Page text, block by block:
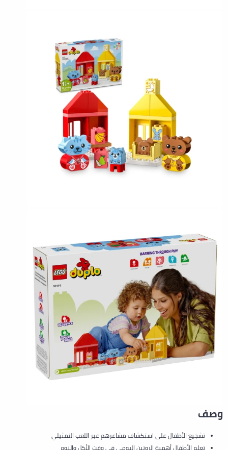
وصف
تشجيع الأطفال على استكشاف مشاعرهم عبر اللعب التمثيلي
تعلم الأطفال أهمية الروتين اليومي في وقت الأكل والنوم